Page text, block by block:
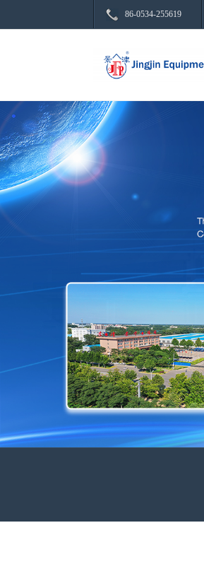
86-0534-255619